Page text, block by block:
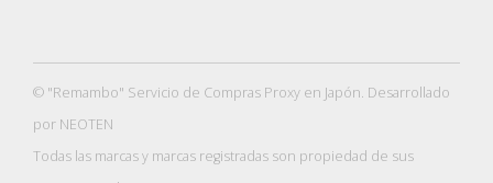
© "Remambo" Servicio de Compras Proxy en Japón. Desarrollado
por NEOTEN
Todas las marcas y marcas registradas son propiedad de sus